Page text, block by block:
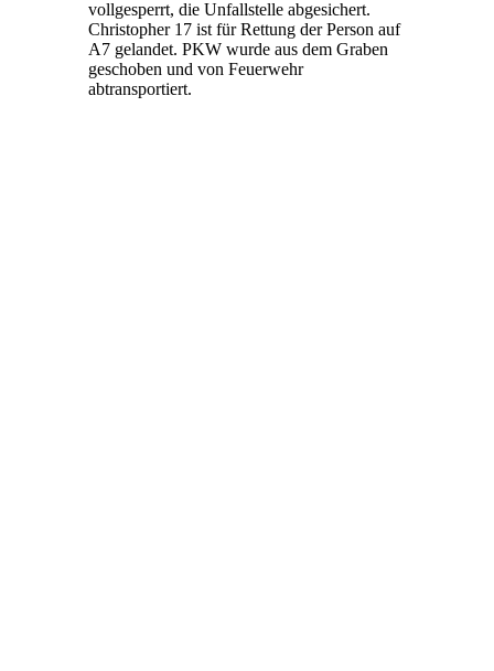
vollgesperrt, die Unfallstelle abgesichert.
Christopher 17 ist für Rettung der Person auf
A7 gelandet. PKW wurde aus dem Graben
geschoben und von Feuerwehr
abtransportiert.